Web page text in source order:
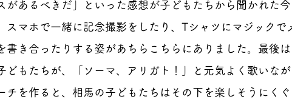
があるべきだ」といった感想が子どもたちから聞かれた今
スマホで一緒に記念撮影をしたり、Tシャツにマジックで
書き合ったりする姿があちらこちらにありました。最後は
どもたちが、「ソーマ、アリガト！」と元気よく歌いなが
チを作ると、相馬の子どもたちはその下を楽しそうにくぐ